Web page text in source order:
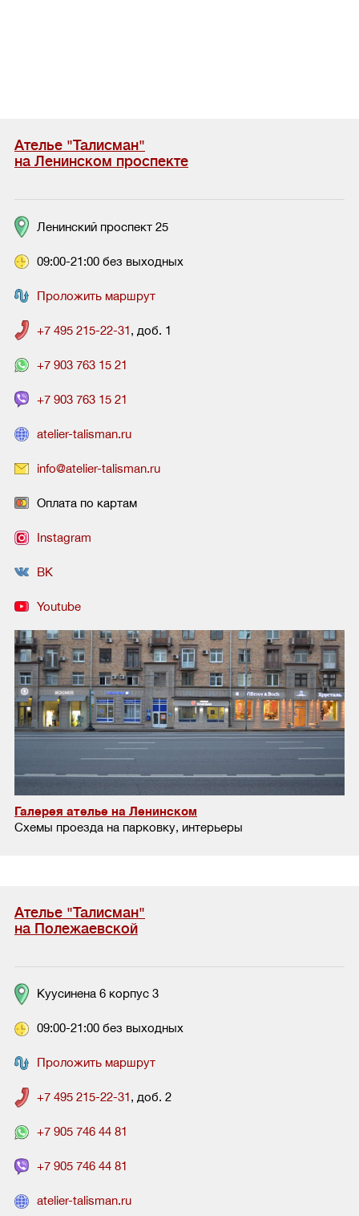
Ателье "Талисман"
на Ленинском проспекте
Ленинский проспект 25
09:00-21:00 без выходных
Проложить маршрут
+7 495 215-22-31, доб. 1
+7 903 763 15 21
+7 903 763 15 21
atelier-talisman.ru
info@atelier-talisman.ru
Оплата по картам
Instagram
ВК
Youtube
Галерея ателье на Ленинском
Схемы проезда на парковку, интерьеры
Ателье "Талисман"
на Полежаевской
Куусинена 6 корпус 3
09:00-21:00 без выходных
Проложить маршрут
+7 495 215-22-31, доб. 2
+7 905 746 44 81
+7 905 746 44 81
atelier-talisman.ru